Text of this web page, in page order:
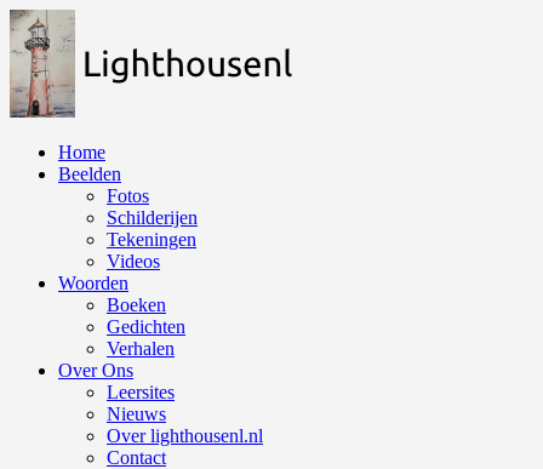
Naar
de
inhoud
springen
Home
Beelden
Fotos
Schilderijen
Tekeningen
Videos
Woorden
Boeken
Gedichten
Verhalen
Over Ons
Leersites
Nieuws
Over lighthousenl.nl
Contact